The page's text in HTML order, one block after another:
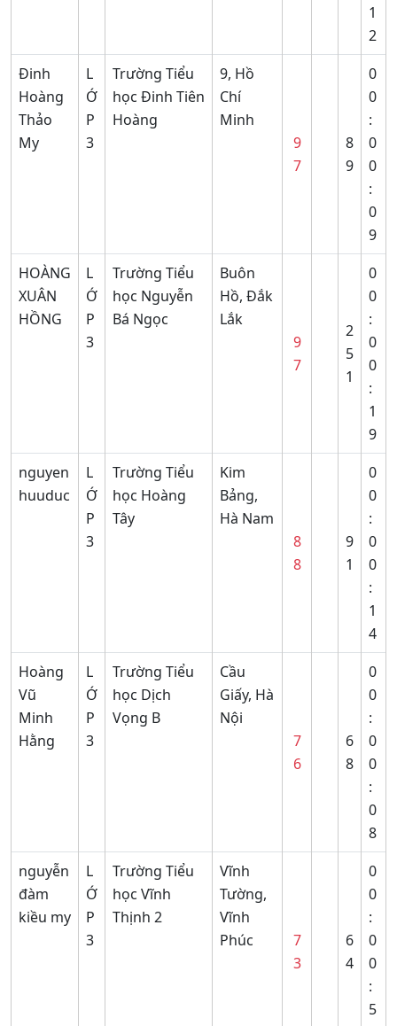
1
2
Đinh
Hoàng
Thảo
My
L
Ớ
P
3
Trường Tiểu
học Đinh Tiên
Hoàng
9, Hồ
Chí
Minh
9
7
8
9
0
0
:
0
0
:
0
9
HOÀNG
XUÂN
HỒNG
L
Ớ
P
3
Trường Tiểu
học Nguyễn
Bá Ngọc
Buôn
Hồ, Đắk
Lắk
9
7
2
5
1
0
0
:
0
0
:
1
9
nguyen
huuduc
L
Ớ
P
3
Trường Tiểu
học Hoàng
Tây
Kim
Bảng,
Hà Nam
8
8
9
1
0
0
:
0
0
:
1
4
Hoàng
Vũ
Minh
Hằng
L
Ớ
P
3
Trường Tiểu
học Dịch
Vọng B
Cầu
Giấy, Hà
Nội
7
6
6
8
0
0
:
0
0
:
0
8
nguyễn
đàm
kiều my
L
Ớ
P
3
Trường Tiểu
học Vĩnh
Thịnh 2
Vĩnh
Tường,
Vĩnh
Phúc
7
3
6
4
0
0
:
0
0
:
5